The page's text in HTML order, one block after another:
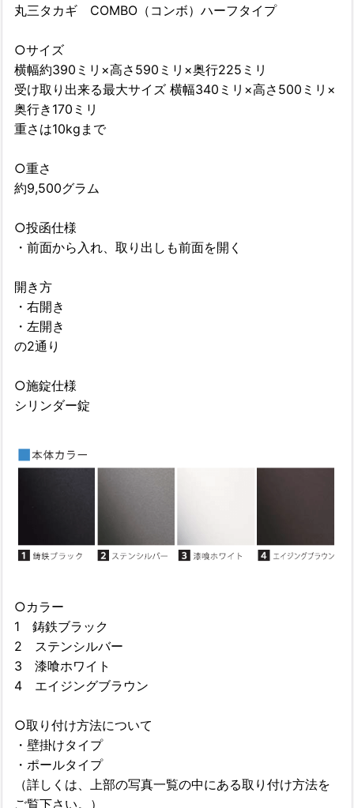
丸三タカギ COMBO（コンボ）ハーフタイプ
○サイズ
横幅約390ミリ×高さ590ミリ×奥行225ミリ
受け取り出来る最大サイズ 横幅340ミリ×高さ500ミリ×
奥行き170ミリ
重さは10kgまで
○重さ
約9,500グラム
○投函仕様
・前面から入れ、取り出しも前面を開く
開き方
・右開き
・左開き
の2通り
○施錠仕様
シリンダー錠
○カラー
1 鋳鉄ブラック
2 ステンシルバー
3 漆喰ホワイト
4 エイジングブラウン
○取り付け方法について
・壁掛けタイプ
・ポールタイプ
（詳しくは、上部の写真一覧の中にある取り付け方法を
ご覧下さい。）